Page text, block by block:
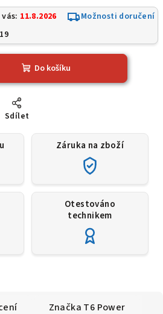
vás: 11.8.2026
Možnosti doručení
Do košíku
Sdílet
Záruka na zboží
Otestováno
technikem
Značka T6 Power